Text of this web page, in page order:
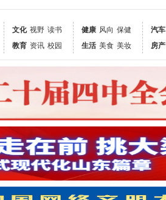
文化 视野 读书
教育 资讯 校园
健康 风向 保健
生活 美食 美妆
汽车
房产